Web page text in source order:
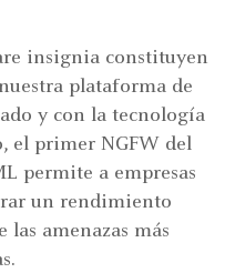
insignia constituyen
plataforma de
y con la tecnología
el primer NGFW del
permite a empresas
un rendimiento
las amenazas más